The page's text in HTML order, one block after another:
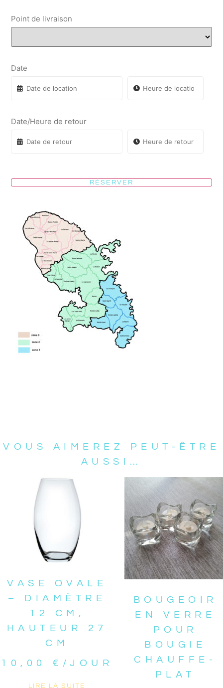
Point de livraison
Date
Date/Heure de retour
RÉSERVER
VOUS AIMEREZ PEUT-ÊTRE
AUSSI…
VASE OVALE
– DIAMÈTRE
12 CM,
HAUTEUR 27
CM
10,00 € /JOUR
LIRE LA SUITE
BOUGEOIR
EN VERRE
POUR
BOUGIE
CHAUFFE-
PLAT